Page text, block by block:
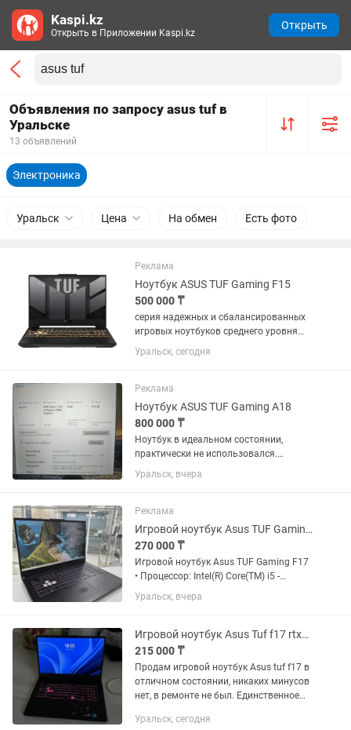
Объявления по запросу asus tuf в
Уральске
13 объявлений
Электроника
Уральск Цена На обмен Есть фото
Реклама
Ноутбук ASUS TUF Gaming F15
500 000 ₸
серия надежных и сбалансированных
игровых ноутбуков среднего уровня
(15.6") от ASUS. Они оснащаются
процессорами Intel Core (10-12
(2050–3060) и экранами с...
Уральск, сегодня
Реклама
Ноутбук ASUS TUF Gaming A18
800 000 ₸
Ноутбук в идеальном состоянии,
практически не использовался.
Характеристики: Ryzen 7 260 RTX 5070
8gb 1 tb ssd DDR5 32 gb
Уральск, вчера
Реклама
Игровой ноутбук Asus TUF Gaming F17
270 000 ₸
Игровой ноутбук Asus TUF Gaming F17
• Процессор: Intel(R) Core(TM) i5 -
12500H • ОЗУ: 16GB • SSD: 500GB •
Видеокарта: NVIDIA GeForce RTX 3050
Диагональ экрана:...
Уральск, вчера
Игровой ноутбук Asus Tuf f17 rtx3050ti
215 000 ₸
Продам игровой ноутбук Asus tuf f17 в
отличном состоянии, никаких минусов
нет, в ремонте не был. Единственное
кнопки S-Z-X не работают. Экран 17
Уральск, сегодня
Kaspi.kz
Открыть в Приложении Kaspi.kz
Открыть